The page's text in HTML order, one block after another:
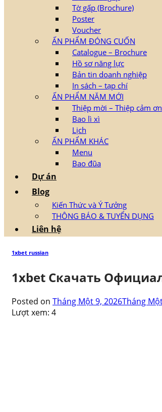
Tờ gấp (Brochure)
Poster
Voucher
ẤN PHẨM ĐÓNG CUỐN
Catalogue – Brochure
Hồ sơ năng lực
Bản tin doanh nghiệp
In sách – tạp chí
ẤN PHẨM NĂM MỚI
Thiệp mời – Thiệp cảm ơn
Bao lì xì
Lịch
ẤN PHẨM KHÁC
Menu
Bao đũa
Dự án
Blog
Kiến Thức và Ý Tưởng
THÔNG BÁO & TUYỂN DỤNG
Liên hệ
1xbet russian
1xbet Скачать
Posted on Tháng Một 9, 2026Tháng
Lượt xem: 4